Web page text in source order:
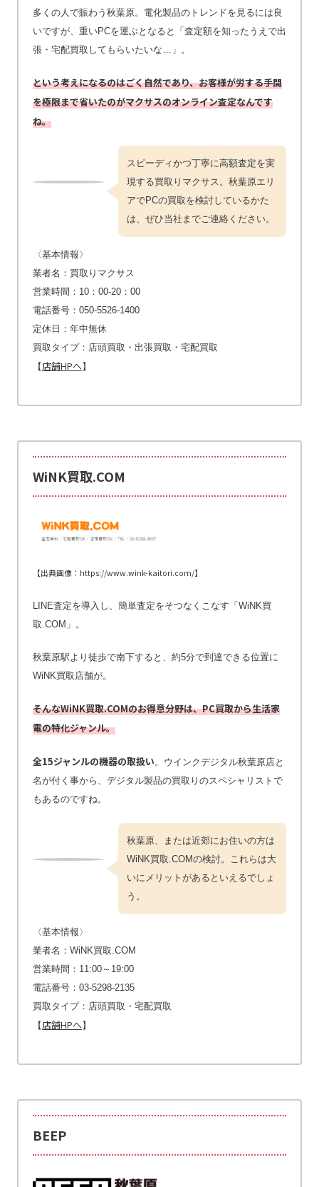
多くの人で賑わう秋葉原。電化製品のトレンドを見るには良
いですが、重いPCを運ぶとなると「査定額を知ったうえで出
張・宅配買取してもらいたいな…」。
という考えになるのはごく自然であり、お客様が労する手間
を極限まで省いたのがマクサスのオンライン査定なんです
ね。
スピーディかつ丁寧に高額査定を実
現する買取りマクサス。秋葉原エリ
アでPCの買取を検討しているかた
は、ぜひ当社までご連絡ください。
〈基本情報〉
業者名：買取りマクサス
営業時間：10：00-20：00
電話番号：050-5526-1400
定休日：年中無休
買取タイプ：店頭買取・出張買取・宅配買取
【 店舗HPへ】
WiNK買取.COM
【出典画像：https://www.wink-kaitori.com/】
LINE査定を導入し、簡単査定をそつなくこなす「WiNK買
取.COM」。
秋葉原駅より徒歩で南下すると、約5分で到達できる位置に
WiNK買取店舗が。
そんなWiNK買取.COMのお得意分野は、PC買取から生活家
電の特化ジャンル。
全15ジャンルの機器の取扱い。ウインクデジタル秋葉原店と
名が付く事から、デジタル製品の買取りのスペシャリストで
もあるのですね。
秋葉原、または近郊にお住いの方は
WiNK買取.COMの検討。これらは大
いにメリットがあるといえるでしょ
う。
〈基本情報〉
業者名：WiNK買取.COM
営業時間：11:00～19:00
電話番号：03-5298-2135
買取タイプ：店頭買取・宅配買取
【 店舗HPへ】
BEEP